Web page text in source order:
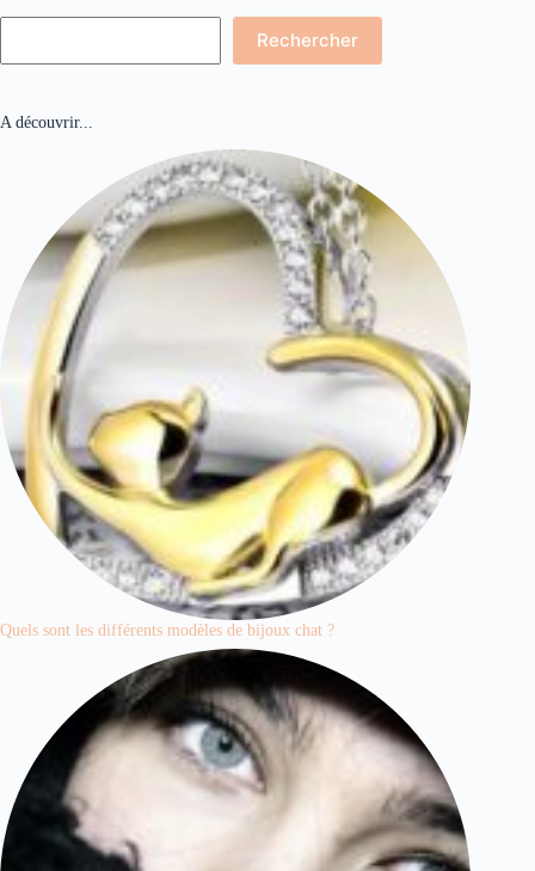
Rechercher
A découvrir...
Quels sont les différents modèles de bijoux chat ?